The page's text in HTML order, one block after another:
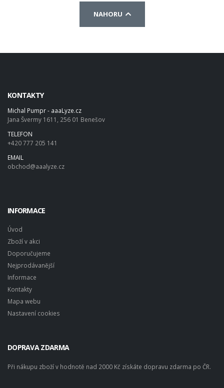
NAHORU
KONTAKTY
Michal Pumpr - aaaLyze.cz
Jana Švermy 1611, 256 01 Benešov
TELEFON
+420 777 205 141
EMAIL
obchod@aaalyze.cz
INFORMACE
Úvod
Zboží v akci
Doporučujeme
Nejprodávanější
Informace
Kontakty
Mapa webu
Nastavení cookies
DOPRAVA ZDARMA
Při nákupu zboží v hodnotě nad 2000 Kč získáte dopravu zdarma po ČR.